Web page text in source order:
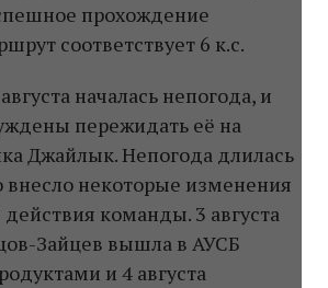
прохождение
соответствует 6 к.с.
началась непогода, и
пережидать её на
Джайлык. Непогода длилась
внесло некоторые изменения
действия команды. 3 августа
Зайцев вышла в АУСБ
и 4 августа